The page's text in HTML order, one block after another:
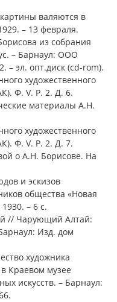
валяются в
– 13 февраля.
из собрания
– Барнаул: ООО
– эл. опт.диск (cd-rom).
художественного
Ф. V. Р. 2. Д. 6.
материалы А.Н.
художественного
Ф. V. Р. 2. Д. 7.
о А.Н. Борисове. На
и эскизов
общества «Новая
– 6 с.
// Чарующий Алтай:
Изд. дом
художника
Краевом музее
искусств. – Барнаул: